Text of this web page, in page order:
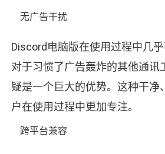
无广告干扰
Discord电脑版在使用过程中几
对于习惯了广告轰炸的其他通讯
疑是一个巨大的优势。这种干净
户在使用过程中更加专注。
跨平台兼容